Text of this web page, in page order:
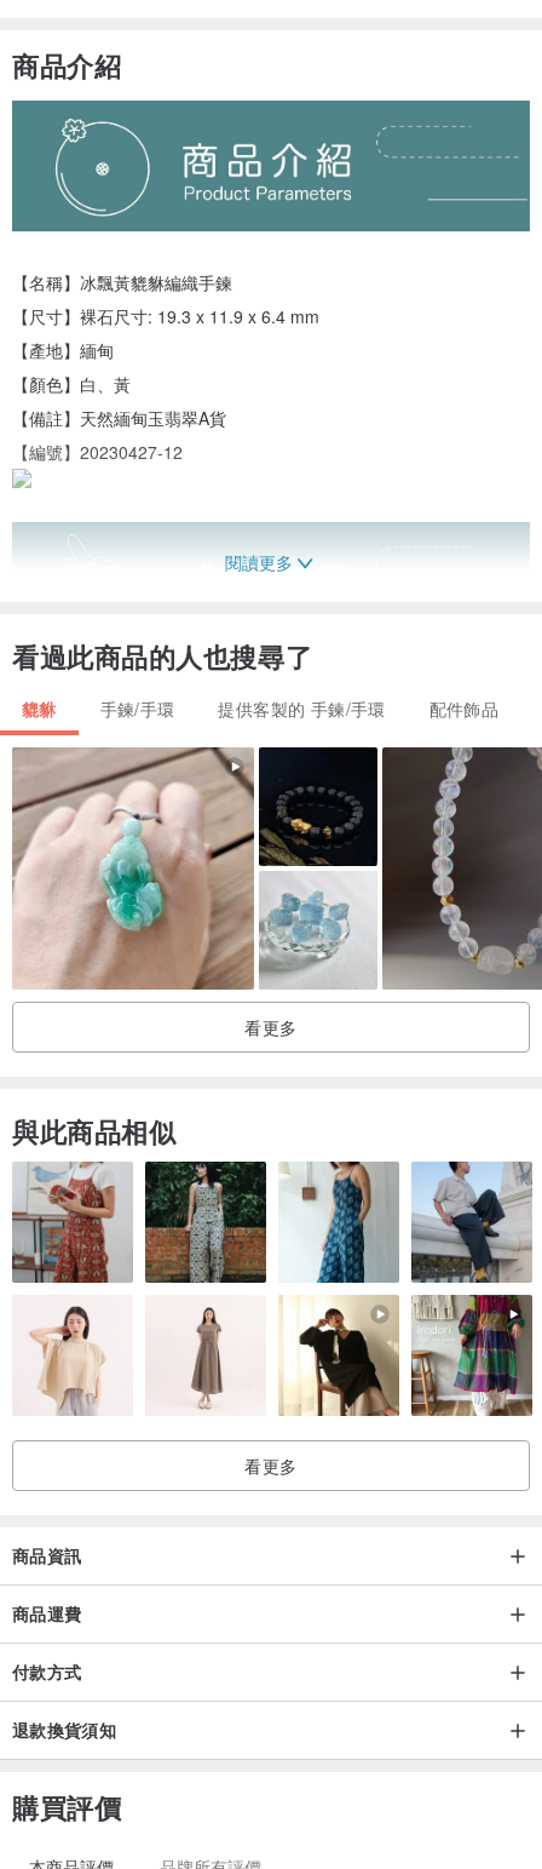
商品介紹
【名稱】冰飄黃貔貅編織手鍊
【尺寸】裸石尺寸: 19.3 x 11.9 x 6.4 mm
【產地】緬甸
【顏色】白、黃
【備註】天然緬甸玉翡翠A貨
【編號】20230427-12
閱讀更多
看過此商品的人也搜尋了
貔貅 手鍊/手環 提供客製的 手鍊/手環 配件飾品
看更多
與此商品相似
看更多
商品資訊
商品運費
付款方式
退款換貨須知
購買評價